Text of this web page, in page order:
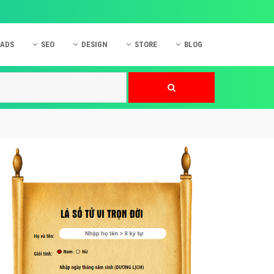
cáo Online
cáo Skype
cáo TVC
cáo Cốc Cốc
ứng dụng hay
SEO DESIGN
Hỏi đáp Website
STORE BLOG